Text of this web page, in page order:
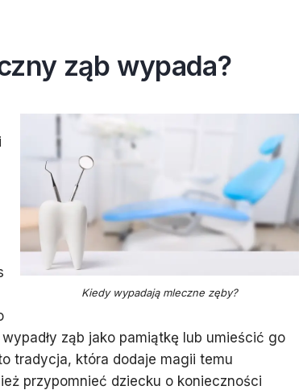
ząb wypada?
Kiedy wypadają mleczne zęby?
ząb jako pamiątkę lub umieścić go
tradycja, która dodaje magii temu
przypomnieć dziecku o konieczności